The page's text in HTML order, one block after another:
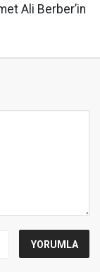
Ali Berber’in